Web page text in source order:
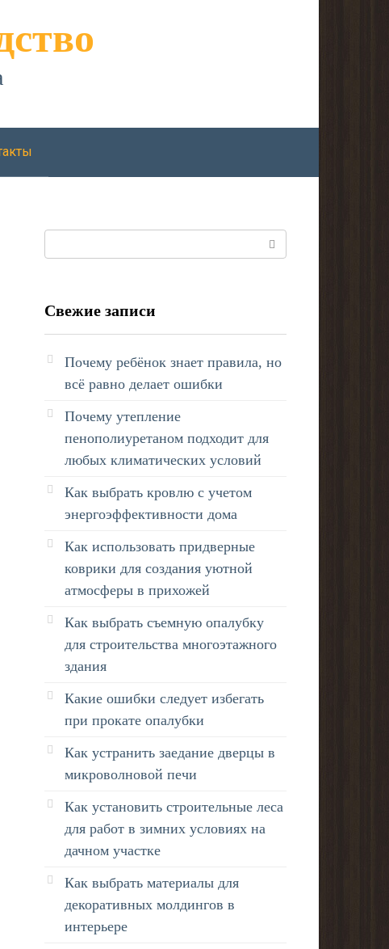
Свежие записи
Почему ребёнок знает правила, но
всё равно делает ошибки
Почему утепление
пенополиуретаном подходит для
любых климатических условий
Как выбрать кровлю с учетом
энергоэффективности дома
Как использовать придверные
коврики для создания уютной
атмосферы в прихожей
Как выбрать съемную опалубку
для строительства многоэтажного
здания
Какие ошибки следует избегать
при прокате опалубки
Как устранить заедание дверцы в
микроволновой печи
Как установить строительные леса
для работ в зимних условиях на
дачном участке
Как выбрать материалы для
декоративных молдингов в
интерьере